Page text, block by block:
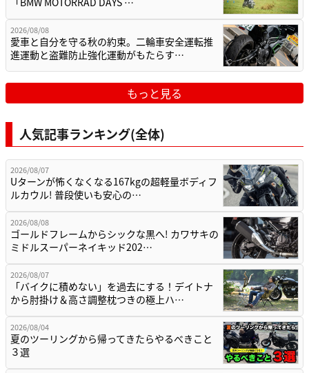
2026/08/08
愛車と自分を守る秋の約束。二輪車安全運転推
進運動と盗難防止強化運動がもたらす…
もっと見る
人気記事ランキング(全体)
2026/08/07
Uターンが怖くなくなる167kgの超軽量ボディフ
ルカウル! 普段使いも安心の…
2026/08/08
ゴールドフレームからシックな黒へ! カワサキの
ミドルスーパーネイキッド202…
2026/08/07
「バイクに積めない」を過去にする！デイトナ
から肘掛け＆高さ調整枕つきの極上ハ…
2026/08/04
夏のツーリングから帰ってきたらやるべきこと
３選